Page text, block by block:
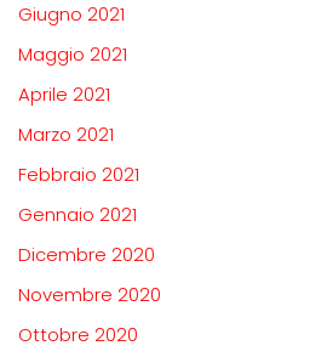
Giugno 2021
Maggio 2021
Aprile 2021
Marzo 2021
Febbraio 2021
Gennaio 2021
Dicembre 2020
Novembre 2020
Ottobre 2020